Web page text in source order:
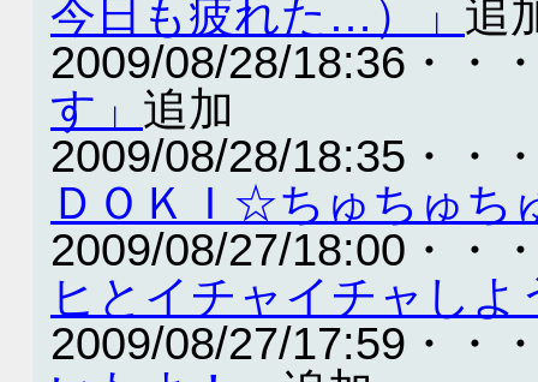
今日も疲れた…）」 追
2009/08/28/18:36・・
す」 追加
2009/08/28/18:35・・
ＤＯＫＩ☆ちゅちゅち
2009/08/27/18:00・・
ヒとイチャイチャしよ
2009/08/27/17:59・・